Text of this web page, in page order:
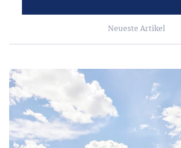
Neueste Artikel